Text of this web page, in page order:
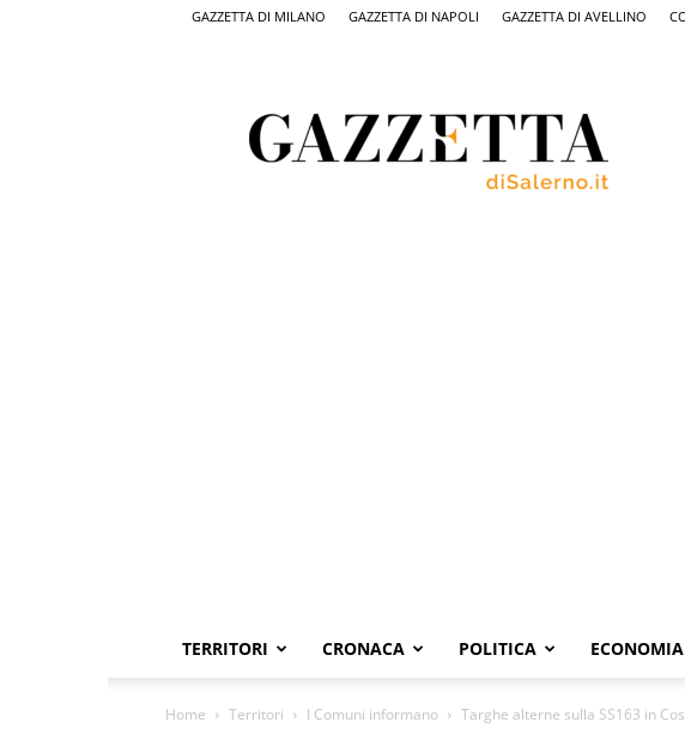
GAZZETTA DI MILANO GAZZETTA DI NAPOLI GAZZETTA DI AVELLINO
Salerno,
il
quotidiano
TERRITORI CRONACA POLITICA ECONOMIA
Home Territori I Comuni informano Targhe alterne sulla SS163 in